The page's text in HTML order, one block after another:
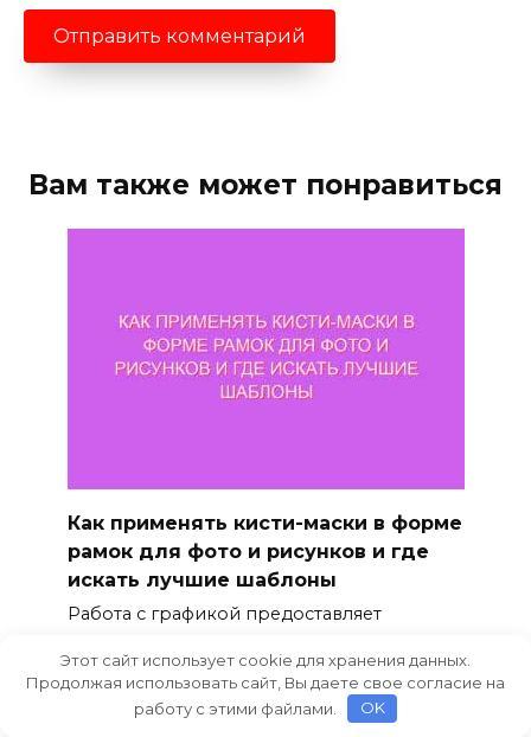
Вам также может понравиться
Как применять кисти-маски в форме
рамок для фото и рисунков и где
искать лучшие шаблоны
Работа с графикой предоставляет
0 236
Этот сайт использует cookie для хранения данных.
Продолжая использовать сайт, Вы даете свое согласие на
работу с этими файлами.
OK